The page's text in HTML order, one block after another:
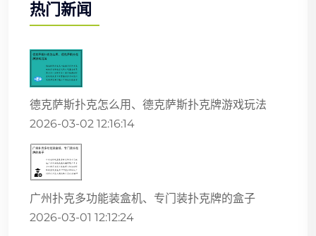
热门新闻
德克萨斯扑克怎么用、德克萨斯扑克牌游戏玩法
2026-03-02 12:16:14
广州扑克多功能装盒机、专门装扑克牌的盒子
2026-03-01 12:12:24